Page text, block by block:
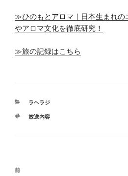
≫ひのもとアロマ｜日本生まれの
やアロマ文化を徹底研究！
≫旅の記録はこちら
カ
ゴ
ラヘラジ
タ
放送内容
投
前
前